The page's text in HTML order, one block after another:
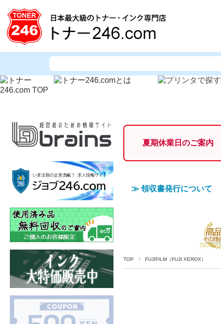
夏期休業日のご案内
≫ 領収書発行について
TOP FUJIFILM（FUJI XEROX）